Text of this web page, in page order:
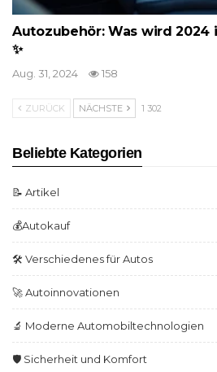
Autozubehör: Was wird 2024
✨
Aug. 31, 2024 158
ZURÜCK NÄCHSTE 1 302
Beliebte Kategorien
📝 Artikel
💰Autokauf
🛠️ Verschiedenes für Autos
🚀 Autoinnovationen
🔬 Moderne Automobiltechnologien
🛡️ Sicherheit und Komfort